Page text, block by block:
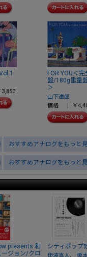
3,850
FOR YOU＜
盤/180g重量
＞
山下達郎
価格
￥
おすすめアナログをもっと
おすすめアナログをもっと
presents 和
ージョン/クロ
シティポップ
伊波真人、 栗